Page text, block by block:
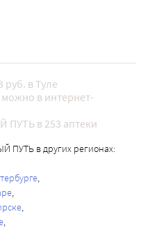
в Туле
в интернет-
в 253 аптеки
ПУТЬ в других регионах: